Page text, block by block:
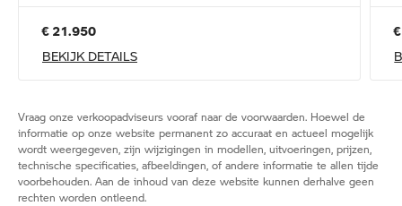
€ 21.950
BEKIJK DETAILS
Vraag onze verkoopadviseurs vooraf naar de voorwaarden. Hoewel de
informatie op onze website permanent zo accuraat en actueel mogelijk
wordt weergegeven, zijn wijzigingen in modellen, uitvoeringen, prijzen,
technische specificaties, afbeeldingen, of andere informatie te allen tijde
voorbehouden. Aan de inhoud van deze website kunnen derhalve geen
rechten worden ontleend.